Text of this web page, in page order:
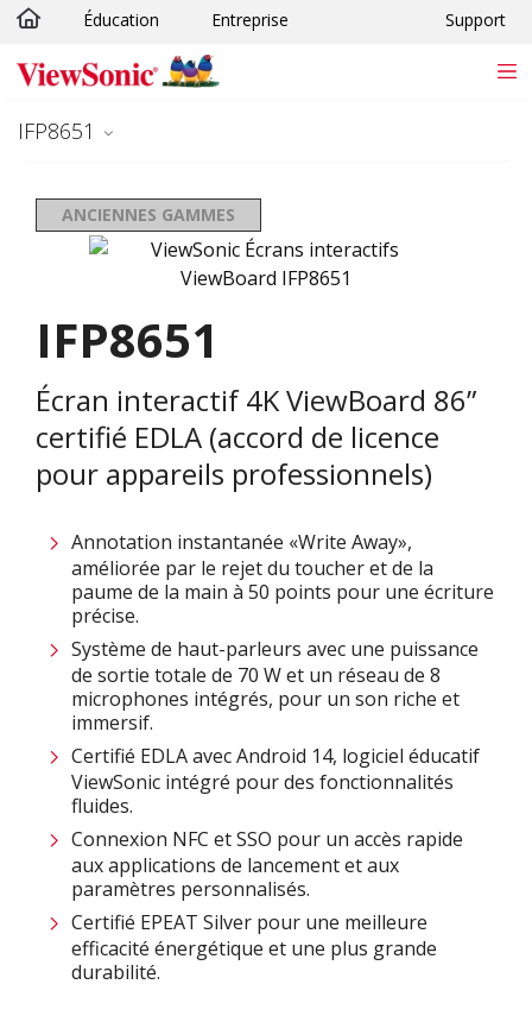
Passer au contenu principal
Éducation Entreprise Support
IFP8651
ANCIENNES GAMMES
IFP8651
Écran interactif 4K ViewBoard 86”
certifié EDLA (accord de licence
pour appareils professionnels)
Annotation instantanée «Write Away»,
améliorée par le rejet du toucher et de la
paume de la main à 50 points pour une écriture
précise.​
Système de haut-parleurs avec une puissance
de sortie totale de 70 W et un réseau de 8
microphones intégrés, pour un son riche et
immersif.​
Certifié EDLA avec Android 14, logiciel éducatif
ViewSonic intégré pour des fonctionnalités
fluides.​
Connexion NFC et SSO pour un accès rapide
aux applications de lancement et aux
paramètres personnalisés.
Certifié EPEAT Silver pour une meilleure
efficacité énergétique et une plus grande
durabilité​.